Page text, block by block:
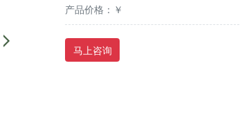
产品价格：￥
马上咨询